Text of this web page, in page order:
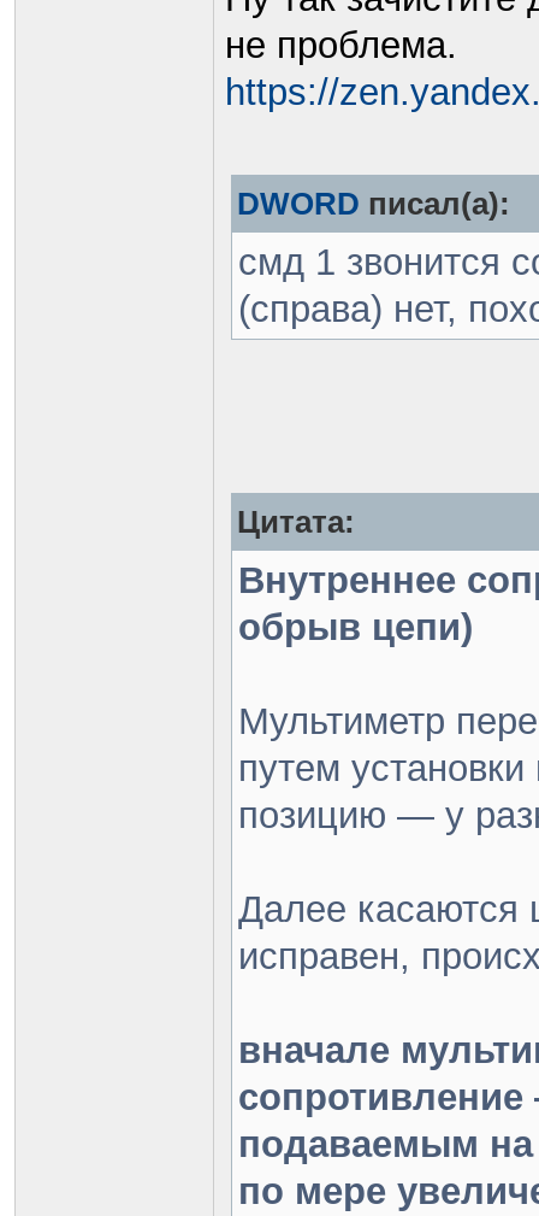
не проблема.
https://
DWORD писал(а):
смд 1 звонится
(справа) нет,
Цитата:
Внутреннее
обрыв цепи)
Мультиметр
путем
позицию — у
Далее касаются
исправен,
вначале
подаваемым
по мере